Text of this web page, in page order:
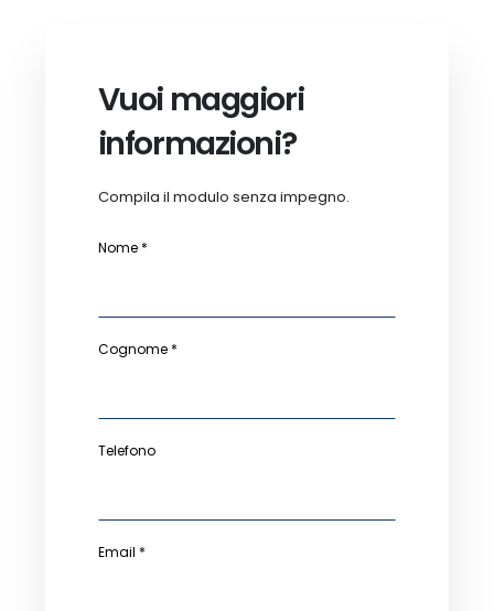
Vuoi maggiori
informazioni?
Compila il modulo senza impegno.
Nome *
Cognome *
Telefono
Email *